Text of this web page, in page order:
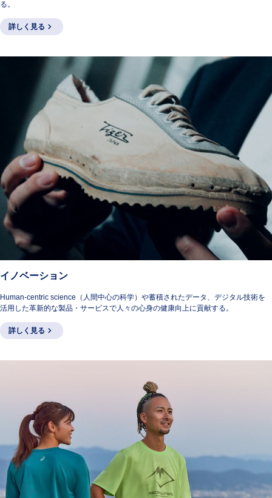
る。
詳しく見る
イノベーション
Human-centric science（人間中心の科学）や蓄積されたデータ、デジタル技術を
活用した革新的な製品・サービスで人々の心身の健康向上に貢献する。
詳しく見る